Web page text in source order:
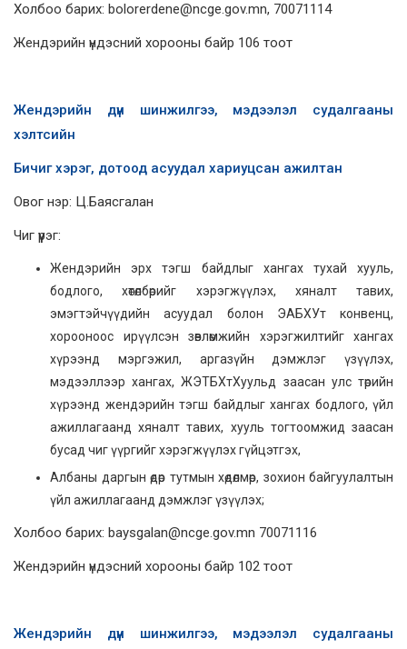
Холбоо барих: bolorerdene@ncge.gov.mn, 70071114
Жендэрийн үндэсний хорооны байр 106 тоот
Жендэрийн дүн шинжилгээ, мэдээлэл судалгааны
хэлтсийн
Бичиг хэрэг, дотоод асуудал хариуцсан ажилтан
Овог нэр: Ц.Баясгалан
Чиг үүрэг:
Жендэрийн эрх тэгш байдлыг хангах тухай хууль,
бодлого, хөтөлбөрийг хэрэгжүүлэх, хяналт тавих,
эмэгтэйчүүдийн асуудал болон ЭАБХУт конвенц,
хорооноос ирүүлсэн зөвлөмжийн хэрэгжилтийг хангах
хүрээнд мэргэжил, аргазүйн дэмжлэг үзүүлэх,
мэдээллээр хангах, ЖЭТБХтХуульд заасан улс төрийн
хүрээнд жендэрийн тэгш байдлыг хангах бодлого, үйл
ажиллагаанд хяналт тавих, хууль тогтоомжид заасан
бусад чиг үүргийг хэрэгжүүлэх гүйцэтгэх,
Албаны даргын өдөр тутмын хөдөлмөр, зохион байгуулалтын
үйл ажиллагаанд дэмжлэг үзүүлэх;
Холбоо барих: baysgalan@ncge.gov.mn 70071116
Жендэрийн үндэсний хорооны байр 102 тоот
Жендэрийн дүн шинжилгээ, мэдээлэл судалгааны